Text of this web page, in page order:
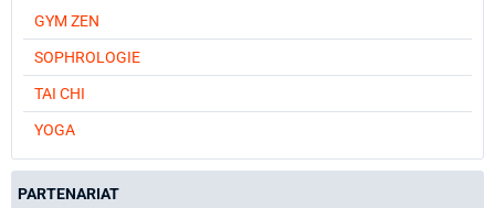
GYM ZEN
SOPHROLOGIE
TAI CHI
YOGA
PARTENARIAT